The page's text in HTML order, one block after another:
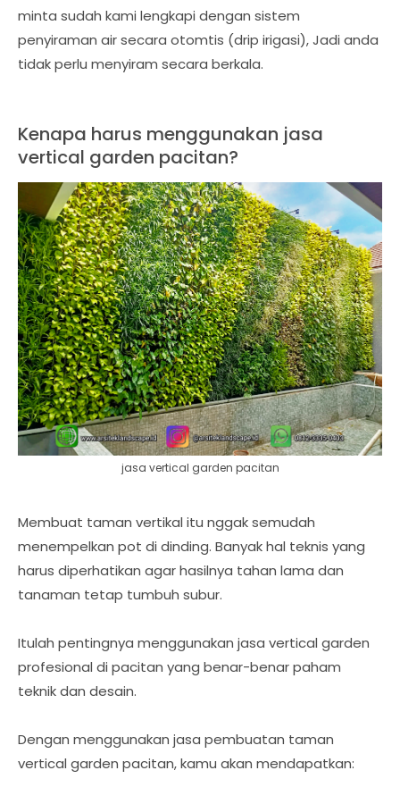
minta sudah kami lengkapi dengan sistem
penyiraman air secara otomtis (drip irigasi), Jadi anda
tidak perlu menyiram secara berkala.
Kenapa harus menggunakan jasa
vertical garden pacitan?
jasa vertical garden pacitan
Membuat taman vertikal itu nggak semudah
menempelkan pot di dinding. Banyak hal teknis yang
harus diperhatikan agar hasilnya tahan lama dan
tanaman tetap tumbuh subur.
Itulah pentingnya menggunakan jasa vertical garden
profesional di pacitan yang benar-benar paham
teknik dan desain.
Dengan menggunakan jasa pembuatan taman
vertical garden pacitan, kamu akan mendapatkan: